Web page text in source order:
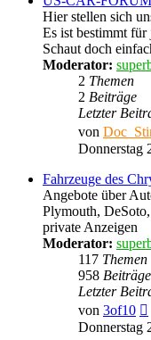
Hier stellen sich
Es ist bestimmt für
Schaut doch
Moderator:
2 Themen
2 Beiträge
Letzter
von
Donnerstag
Fahrzeuge des
Angebote über
Plymouth,
private Anzeigen
Moderator:
117 Themen
958 Beiträge
Letzter
von 3of10
Donnerstag